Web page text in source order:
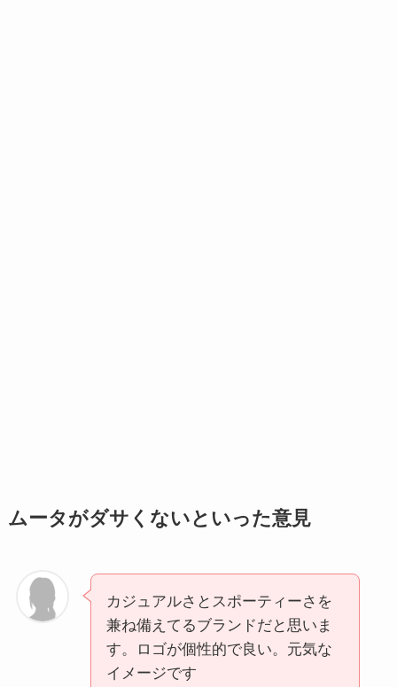
ムータがダサくないといった意見
カジュアルさとスポーティーさを
兼ね備えてるブランドだと思いま
す。ロゴが個性的で良い。元気な
イメージです